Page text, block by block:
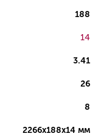
188
14
3.41
26
8
2266х188х14 мм